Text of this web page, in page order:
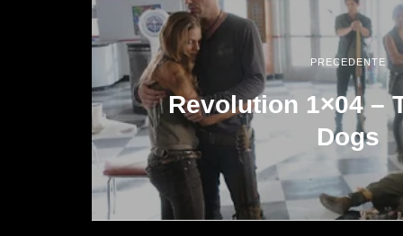
PRECEDENTE
Revolution 1×04 –
Dogs